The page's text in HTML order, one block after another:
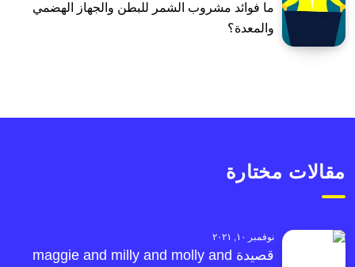
ما فوائد مشروب الشمر للبطن والجهاز الهضمي
والمعدة؟
مقالات مختارة
نوفمبر ١٠, ٢٠٢١
قصيدة maggie and milly and molly and